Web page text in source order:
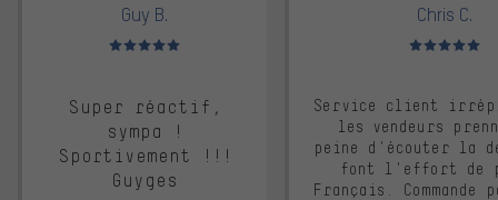
Guy B.
Note moyenne : 5 sur 5
Super réactif,
sympa !
Sportivement !!!
Guyges
Chris C.
Note moyenne :
Service client
les vendeurs
peine d'écouter la
font l'effort de
Français. Commande